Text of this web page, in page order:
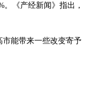
《产经新闻》指出，
市能带来一些改变寄予